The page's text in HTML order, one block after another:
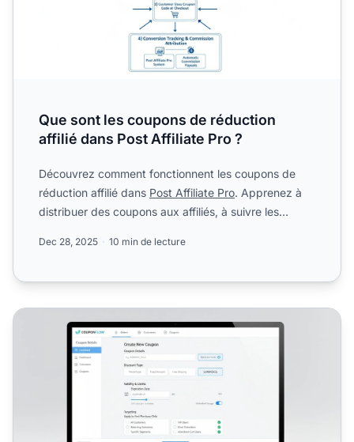
Que sont les coupons de réduction
affilié dans Post Affiliate Pro ?
Découvrez comment fonctionnent les coupons de
réduction affilié dans Post Affiliate Pro. Apprenez à
distribuer des coupons aux affiliés, à suivre les
Dec 28, 2025 10 min de lecture
Les coupons sont-ils difficiles à créer ? Guide complet